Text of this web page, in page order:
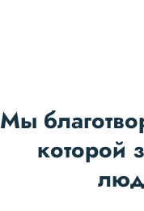
Мы
которой